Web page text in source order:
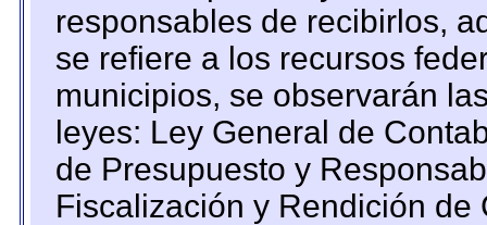
responsables de recibirlos,
se refiere a los recursos
municipios, se observarán
leyes: Ley General de
de Presupuesto y
Fiscalización y Rendición